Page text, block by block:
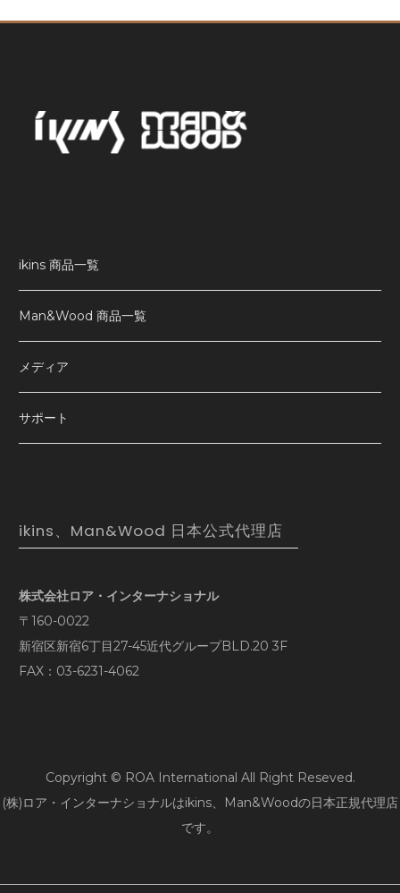
ikins 商品一覧
Man&Wood 商品一覧
メディア
サポート
ikins、Man&Wood 日本公式代理店
株式会社ロア・インターナショナル
〒160-0022
新宿区新宿6丁目27-45近代グループBLD.20 3F
FAX：03-6231-4062
Copyright © ROA International All Right Reseved.
(株)ロア・インターナショナルはikins、Man&Woodの日本正規代理店
です。